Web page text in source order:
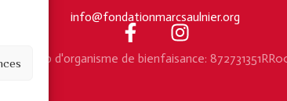
info@fondationmarcsaulnier.org
Numéro d'organisme de bienfaisance: